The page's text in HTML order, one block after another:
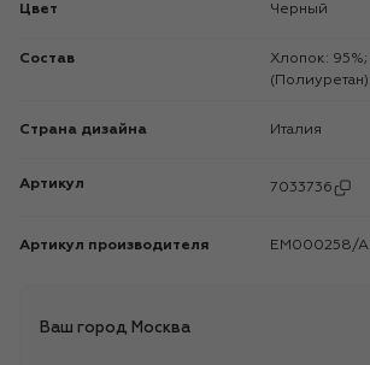
Цвет Черный
Состав
Хлопок: 95%; Эластан
Страна дизайна Италия
Артикул 7033736
Артикул производителя EM000258/
Ваш город Москва